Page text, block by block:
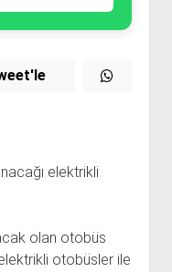
elektrikli
olan otobüs
otobüsler ile